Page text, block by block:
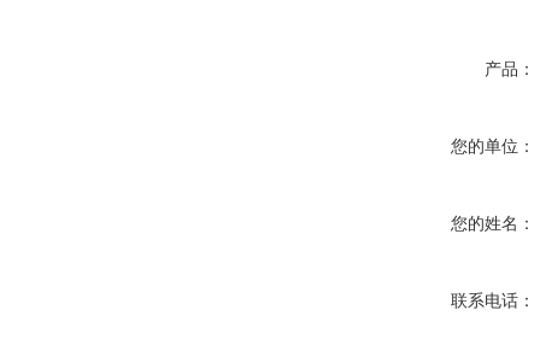
产品：
您的单位：
您的姓名：
联系电话：